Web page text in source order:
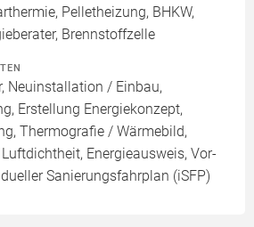
Pelletheizung, BHKW,
Brennstoffzelle
Neuinstallation / Einbau,
Erstellung Energiekonzept,
Thermografie / Wärmebild,
Energieausweis, Vor-
Sanierungsfahrplan (iSFP)